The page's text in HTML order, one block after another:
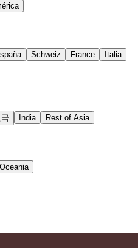
Schweiz France
Italia
India Rest of Asia